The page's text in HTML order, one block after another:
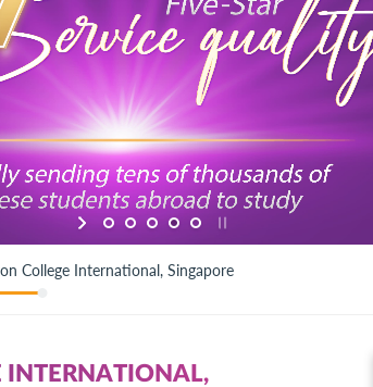
College International, Singapore
INTERNATIONAL,